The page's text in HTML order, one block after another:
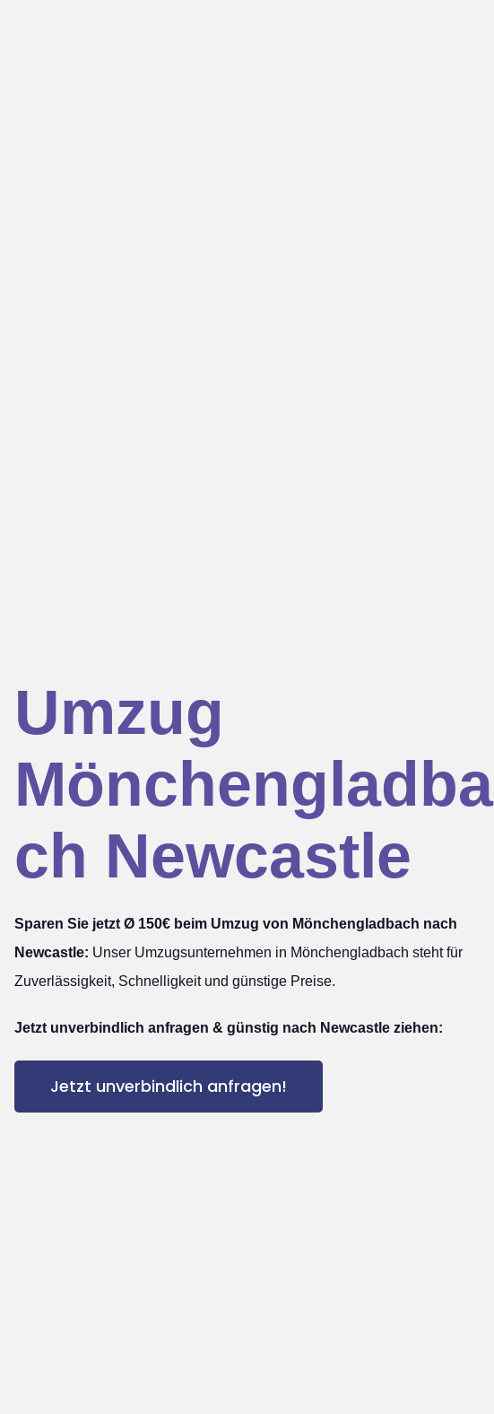
Umzug
Mönchengladba
ch Newcastle
Sparen Sie jetzt Ø 150€ beim Umzug von Mönchengladbach nach
Newcastle: Unser Umzugsunternehmen in Mönchengladbach steht für
Zuverlässigkeit, Schnelligkeit und günstige Preise.
Jetzt unverbindlich anfragen & günstig nach Newcastle ziehen:
Jetzt unverbindlich anfragen!